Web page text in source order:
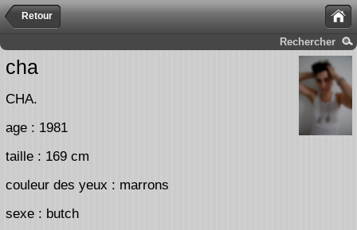
Retour
Rechercher
cha
CHA.
age : 1981
taille : 169 cm
couleur des yeux : marrons
sexe : butch